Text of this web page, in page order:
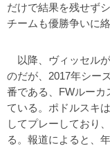
だけで結果を残せず
チームも優勝争いに
以降、ヴィッセル
のだが、2017年シー
番である、FWルー
ている。ポドルスキ
してプレーしており
る。報道によると、